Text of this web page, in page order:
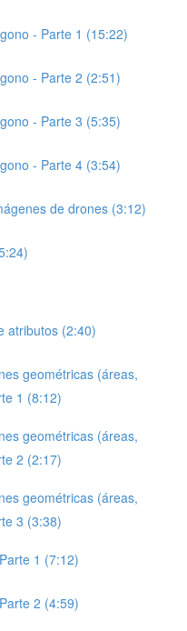
- Parte 1 (15:22)
- Parte 2 (2:51)
- Parte 3 (5:35)
- Parte 4 (3:54)
de drones (3:12)
atributos (2:40)
geométricas (áreas,
1 (8:12)
geométricas (áreas,
2 (2:17)
geométricas (áreas,
3 (3:38)
1 (7:12)
2 (4:59)